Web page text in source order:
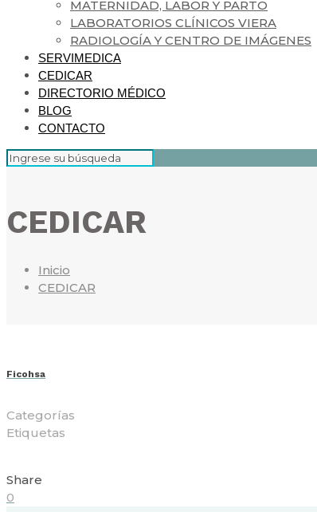
MATERNIDAD, LABOR Y PARTO
LABORATORIOS CLÍNICOS VIERA
RADIOLOGÍA Y CENTRO DE IMÁGENES
SERVIMEDICA
CEDICAR
DIRECTORIO MÉDICO
BLOG
CONTACTO
CEDICAR
Inicio
CEDICAR
Ficohsa
Categorías
Etiquetas
Share
0